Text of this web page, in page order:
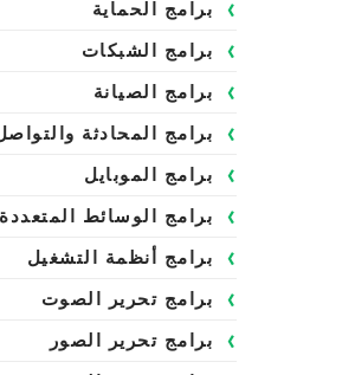
برامج الحماية
برامج الشبكات
برامج الصيانة
برامج المحادثة
برامج الموبايل
برامج الوسائط المتعددة
برامج أنظمة التشغيل
برامج تحرير الصوت
برامج تحرير الصور